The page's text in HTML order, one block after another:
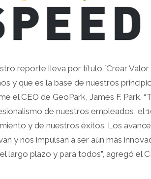
reporte lleva por título ´Crear
y que es la base de nuestros
el CEO de GeoPark, James F. Park.
de nuestros empleados, el
y de nuestros éxitos. Los
y nos impulsan a ser aún más
largo plazo y para todos”, agregó el